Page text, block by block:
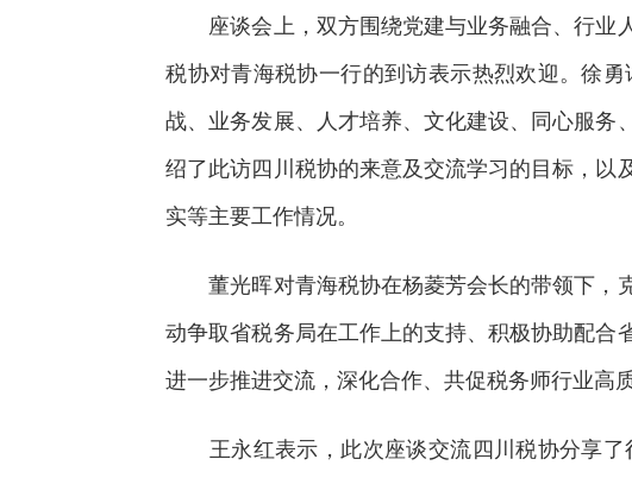
座谈会上，双方围绕党建与业务融合、行业
税协对青海税协一行的到访表示热烈欢迎。徐
战、业务发展、人才培养、文化建设、同心服
绍了此访四川税协的来意及交流学习的目标，
实等主要工作情况。
董光晖对青海税协在杨菱芳会长的带领下，
动争取省税务局在工作上的支持、积极协助配
进一步推进交流，深化合作、共促税务师行业高
王永红表示，此次座谈交流四川税协分享了